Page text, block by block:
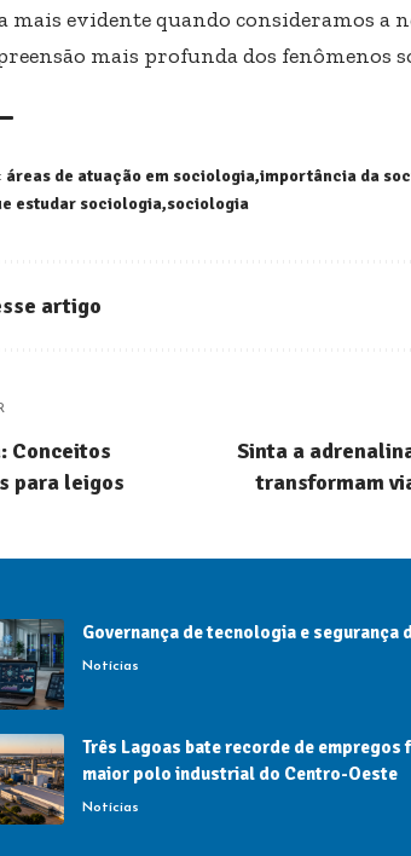
mais evidente quando consideramos a
mais profunda dos fenômenos
áreas de atuação em sociologia importância da
estudar sociologia sociologia
artigo
Conceitos
para leigos
Sinta a
transformam
Governança de tecnologia e segurança
Notícias
Três Lagoas bate recorde de
maior polo industrial do Centro-Oeste
Notícias